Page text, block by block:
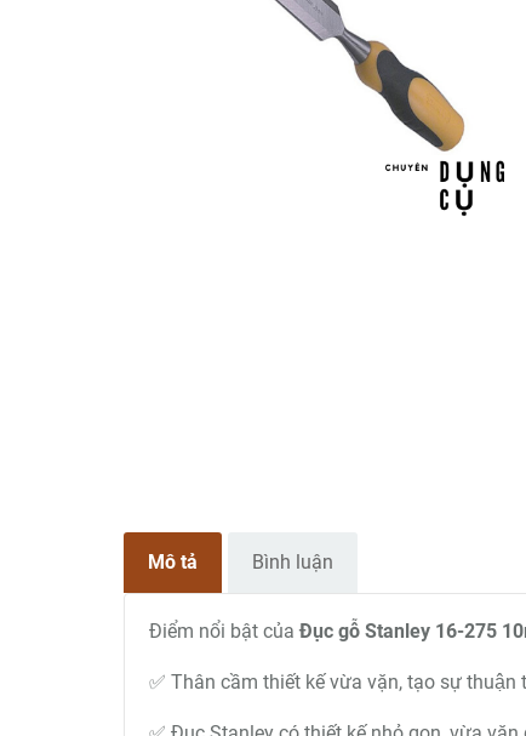
Mô tả Bình luận
Điểm nổi bật củaĐục gỗ Stanley 16-275
✅ Thân cầm thiết kế vừa vặn, tạo sự